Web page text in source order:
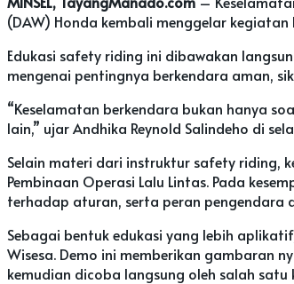
(DAW) Honda kembali menggelar
Edukasi safety riding ini dibawakan
mengenai pentingnya berkendara aman,
“Keselamatan berkendara bukan hanya
lain,” ujar Andhika Reynold Salindeho di
Selain materi dari instruktur safety riding,
Pembinaan Operasi Lalu Lintas. Pada
terhadap aturan, serta peran
Sebagai bentuk edukasi yang lebih
Wisesa. Demo ini memberikan gambaran
kemudian dicoba langsung oleh salah